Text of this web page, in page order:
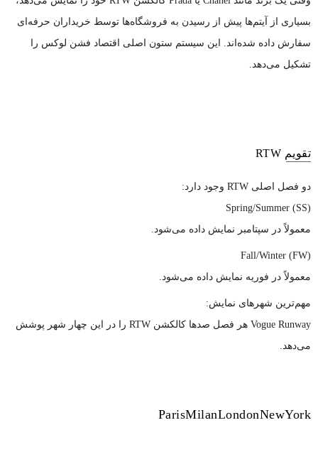
بسیاری از آیتم‌ها پیش از رسیدن به فروشگاه‌ها توسط خریداران حرفه‌ای
سفارش داده شده‌اند. این سیستم ستون اصلی اقتصاد فشن لوکس را
تشکیل می‌دهد.
تقویم RTW
دو فصل اصلی RTW وجود دارد:
Spring/Summer (SS)
معمولاً در سپتامبر نمایش داده می‌شود.
Fall/Winter (FW)
معمولاً در فوریه نمایش داده می‌شود.
مهم‌ترین شهرهای نمایش:
Vogue Runway هر فصل صدها کالکشن RTW را در این چهار شهر پوشش
می‌دهد.
NewYork
London
Milan
Paris